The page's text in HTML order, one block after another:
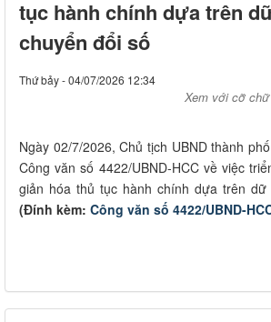
tục hành chính dựa trên
chuyển đổi số
Thứ bảy - 04/07/2026 12:34
Xem với cỡ chữ
Ngày 02/7/2026, Chủ tịch UBND thành
Công văn số 4422/UBND-HCC về việc
giản hóa thủ tục hành chính dựa trên dữ
(Đính kèm: Công văn số 4422/UBND-